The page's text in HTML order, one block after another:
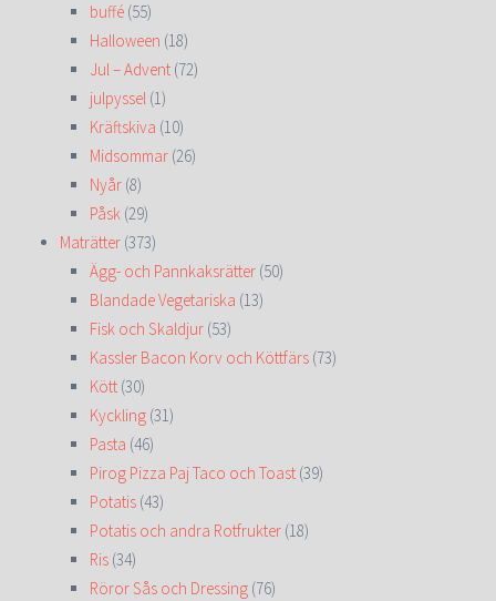
buffé (55)
Halloween (18)
Jul – Advent (72)
julpyssel (1)
Kräftskiva (10)
Midsommar (26)
Nyår (8)
Påsk (29)
Maträtter (373)
Ägg- och Pannkaksrätter (50)
Blandade Vegetariska (13)
Fisk och Skaldjur (53)
Kassler Bacon Korv och Köttfärs (73)
Kött (30)
Kyckling (31)
Pasta (46)
Pirog Pizza Paj Taco och Toast (39)
Potatis (43)
Potatis och andra Rotfrukter (18)
Ris (34)
Röror Sås och Dressing (76)